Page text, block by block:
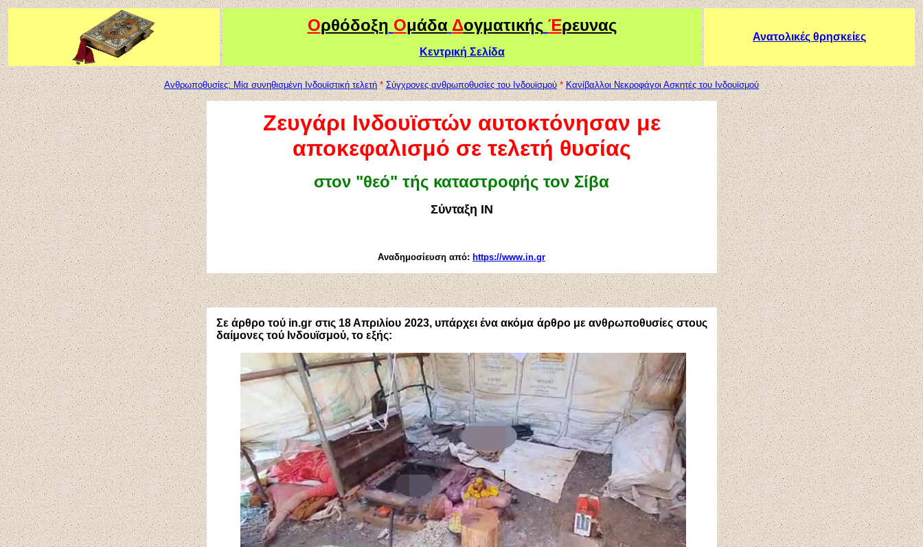
Ορθόδοξη Ομάδα Δογματικής Έρευνας
Κεντρική Σελίδα
Ανατολικές θρησκείες
Ανθρωποθυσίες: Μία συνηθισμένη Ινδουϊστική τελετή * Σύγχρονες ανθρωποθυσίες του Ινδουϊσμού * Κανίβαλλοι Νεκροφάγοι Ασκητές του Ινδουϊσμού
Ζευγάρι Ινδουϊστών αυτοκτόνησαν με
αποκεφαλισμό σε τελετή θυσίας
στον "θεό" τής καταστροφής τον Σίβα
Σύνταξη ΙΝ
Αναδημοσίευση από: https://www.in.gr
Σε άρθρο τού in.gr στις 18 Απριλίου 2023, υπάρχει ένα ακόμα άρθρο με ανθρωποθυσίες στους
δαίμονες τού Ινδουϊσμού, το εξής: